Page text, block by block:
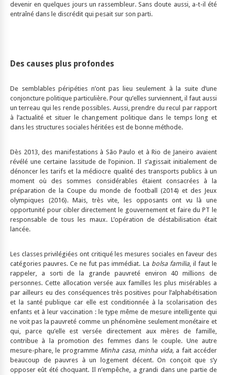
devenir en quelques jours un rassembleur. Sans doute aussi, a-t-il été
entraîné dans le discrédit qui pesait sur son parti.
Des causes plus profondes
De semblables péripéties n’ont pas lieu seulement à la suite d’une
conjoncture politique particulière. Pour qu’elles surviennent, il faut aussi
un terreau qui les rende possibles. Aussi, prendre du recul par rapport
à l’actualité et situer le changement politique dans le temps long et
dans les structures sociales héritées est de bonne méthode.
Dès 2013, des manifestations à São Paulo et à Rio de Janeiro avaient
révélé une certaine lassitude de l’opinion. Il s’agissait initialement de
dénoncer les tarifs et la médiocre qualité des transports publics à un
moment où des sommes considérables étaient consacrées à la
préparation de la Coupe du monde de football (2014) et des Jeux
olympiques (2016). Mais, très vite, les opposants ont vu là une
opportunité pour cibler directement le gouvernement et faire du PT le
responsable de tous les maux. L’opération de déstabilisation était
lancée.
Les classes privilégiées ont critiqué les mesures sociales en faveur des
catégories pauvres. Ce ne fut pas immédiat. La bolsa familia, il faut le
rappeler, a sorti de la grande pauvreté environ 40 millions de
personnes. Cette allocation versée aux familles les plus misérables a
par ailleurs eu des conséquences très positives pour l’alphabétisation
et la santé publique car elle est conditionnée à la scolarisation des
enfants et à leur vaccination : le type même de mesure intelligente qui
ne voit pas la pauvreté comme un phénomène seulement monétaire et
qui, parce qu’elle est versée directement aux mères de famille,
contribue à la promotion des femmes dans le couple. Une autre
mesure-phare, le programme Minha casa, minha vida, a fait accéder
beaucoup de pauvres à un logement décent. On conçoit que s’y
opposer eût été choquant. Il n’empêche, a grandi dans une partie de